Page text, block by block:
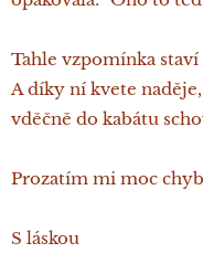
Tahle vzpomínka
A díky ní kvete
vděčně do kabátu
Prozatím mi moc
S láskou